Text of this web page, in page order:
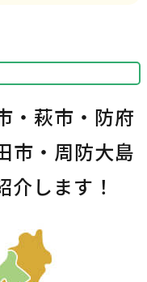
・萩市・防府
市・周防大島
介します！